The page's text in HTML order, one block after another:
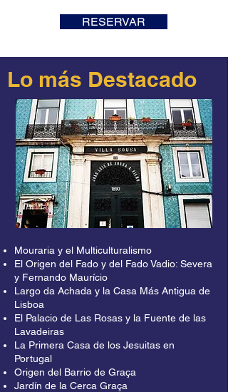
Mercado de Santa Clara, el famoso
Comenzaremos nuestro Free Tour de
Mouraria y Graça desde Rossio y
entraremos en Mouraria por el Largo
Trigueiros, donde te revelaremos cómo los
inmigrantes de todo el mundo convirtieron
este viejo y decadente barrio en un
vibrante y animado lugar multicultural
donde los exquisitos restaurantes
asiáticos están al lado de los tradicionales
restaurantes de fado y las tiendas de
artesanía europea.
Junto a las Escadinhas de São Cristóvão
y su asombroso mural de fado dedicado a
Maria Severa, descubriremos los orígenes
históricos del fado y lo que inspiró a los
portugueses a crear una música tan
melancólica y sentida. Pero ningún Free
Tour de Mouraria y Graça estaría completo
sin visitar la que probablemente sea la
RESERVAR
Lo más Destacado
Mouraria y el Multiculturalismo
El Origen del Fado y del Fado Vadio: Severa
y Fernando Maurício
Largo da Achada y la Casa Más Antigua de
Lisboa
El Palacio de Las Rosas y la Fuente de las
Lavadeiras
La Primera Casa de los Jesuitas en
Portugal
Origen del Barrio de Graça
Jardín de la Cerca Graça